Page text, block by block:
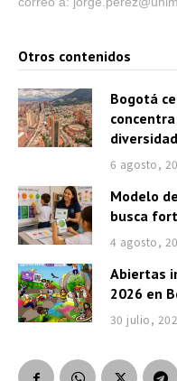
Otros contenidos
Bogotá
6 agosto,
Modelo
busca
4 agosto,
Abiertas
2026 en
30 julio,